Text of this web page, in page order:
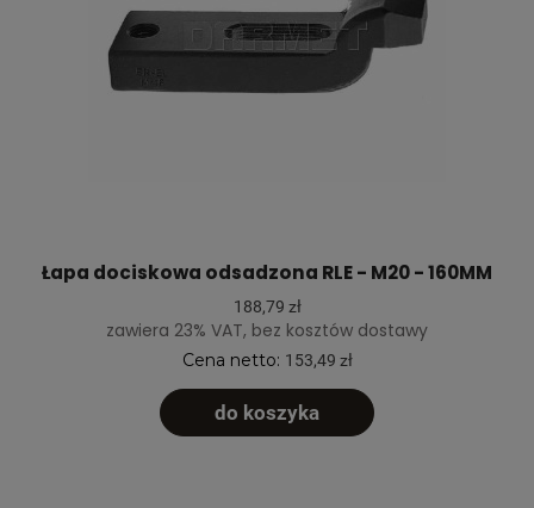
Łapa dociskowa odsadzona RLE - M20 - 160MM
188,79 zł
zawiera 23% VAT, bez kosztów dostawy
Cena netto: 153,49 zł
do koszyka